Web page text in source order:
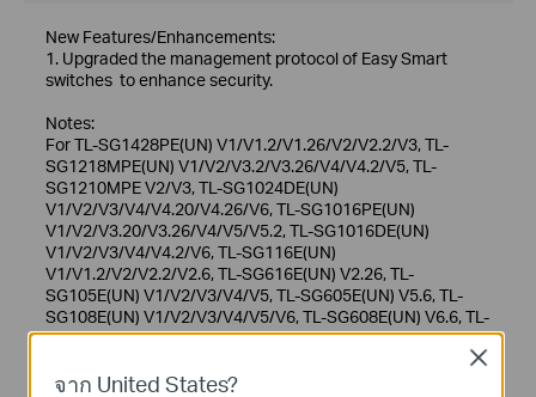
New Features/Enhancements:
1. Upgraded the management protocol of Easy Smart
switches to enhance security.
Notes:
For TL-SG1428PE(UN) V1/V1.2/V1.26/V2/V2.2/V3, TL-
SG1218MPE(UN) V1/V2/V3.2/V3.26/V4/V4.2/V5, TL-
SG1210MPE V2/V3, TL-SG1024DE(UN)
V1/V2/V3/V4/V4.20/V4.26/V6, TL-SG1016PE(UN)
V1/V2/V3.20/V3.26/V4/V5/V5.2, TL-SG1016DE(UN)
V1/V2/V3/V4/V4.2/V6, TL-SG116E(UN)
V1/V1.2/V2/V2.2/V2.6, TL-SG616E(UN) V2.26, TL-
SG105E(UN) V1/V2/V3/V4/V5, TL-SG605E(UN) V5.6, TL-
SG108E(UN) V1/V2/V3/V4/V5/V6, TL-SG608E(UN) V6.6, TL-
SG108PE(UN) V1/V2/V3/V4/V5, TL-SG105PE(UN) V1/V2,
จาก United States?
Close